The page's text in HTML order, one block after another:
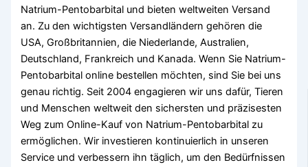
Natrium-Pentobarbital und bieten weltweiten Versand
an. Zu den wichtigsten Versandländern gehören die
USA, Großbritannien, die Niederlande, Australien,
Deutschland, Frankreich und Kanada. Wenn Sie Natrium-
Pentobarbital online bestellen möchten, sind Sie bei uns
genau richtig. Seit 2004 engagieren wir uns dafür, Tieren
und Menschen weltweit den sichersten und präzisesten
Weg zum Online-Kauf von Natrium-Pentobarbital zu
ermöglichen. Wir investieren kontinuierlich in unseren
Service und verbessern ihn täglich, um den Bedürfnissen